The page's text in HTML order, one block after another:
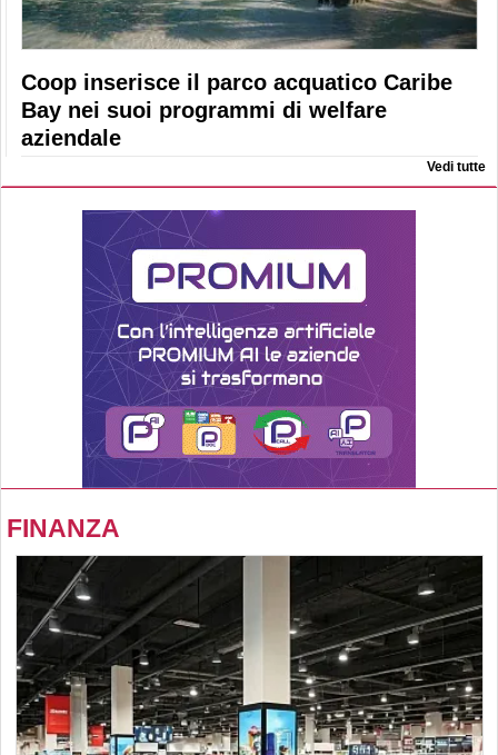
Coop inserisce il parco acquatico Caribe
Bay nei suoi programmi di welfare
aziendale
Vedi tutte
FINANZA